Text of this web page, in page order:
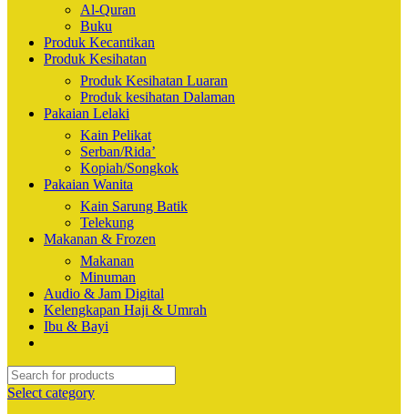
Al-Quran
Buku
Produk Kecantikan
Produk Kesihatan
Produk Kesihatan Luaran
Produk kesihatan Dalaman
Pakaian Lelaki
Kain Pelikat
Serban/Rida’
Kopiah/Songkok
Pakaian Wanita
Kain Sarung Batik
Telekung
Makanan & Frozen
Makanan
Minuman
Audio & Jam Digital
Kelengkapan Haji & Umrah
Ibu & Bayi
Select category